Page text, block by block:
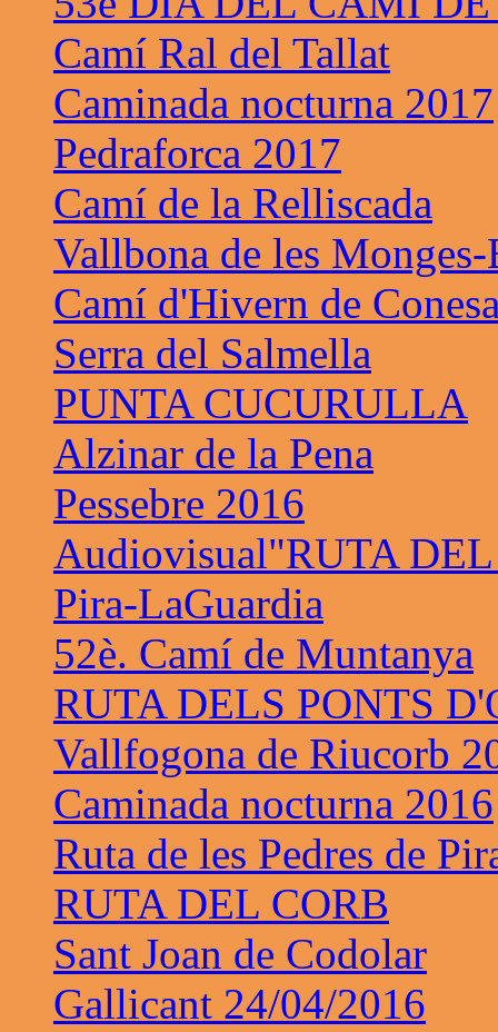
Camí Ral del Tallat
Caminada nocturna 2017
Pedraforca 2017
Camí de la Relliscada
Vallbona de les
Camí d'Hivern de
Serra del Salmella
PUNTA CUCURULLA
Alzinar de la Pena
Pessebre 2016
Audiovisual"RUTA
Pira-LaGuardia
52è. Camí de Muntanya
RUTA DELS PONTS
Vallfogona de Riucorb
Caminada nocturna 2016
Ruta de les Pedres de
RUTA DEL CORB
Sant Joan de Codolar
Gallicant 24/04/2016